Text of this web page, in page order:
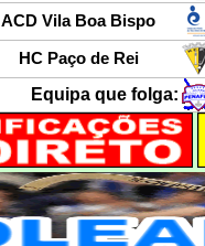
ACD Vila Boa Bispo
HC Paço de Rei
Equipa que folga: